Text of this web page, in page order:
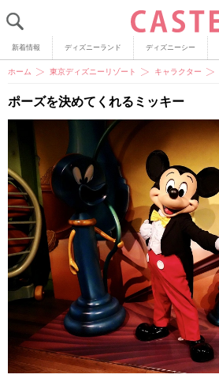
新着情報 ディズニーランド ディズニーシー
ホーム 東京ディズニーリゾート キャラクター
ポーズを決めてくれるミッキー